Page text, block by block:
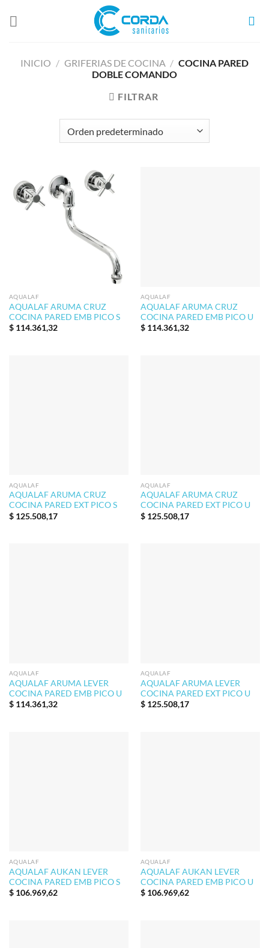
INICIO / GRIFERIAS DE COCINA / COCINA PARED
DOBLE COMANDO
FILTRAR
AQUALAF
AQUALAF ARUMA CRUZ
COCINA PARED EMB PICO S
$114.361,32
AQUALAF
AQUALAF ARUMA CRUZ
COCINA PARED EMB PICO U
$114.361,32
AQUALAF
AQUALAF ARUMA CRUZ
COCINA PARED EXT PICO S
$125.508,17
AQUALAF
AQUALAF ARUMA CRUZ
COCINA PARED EXT PICO U
$125.508,17
AQUALAF
AQUALAF ARUMA LEVER
COCINA PARED EMB PICO U
$114.361,32
AQUALAF
AQUALAF ARUMA LEVER
COCINA PARED EXT PICO U
$125.508,17
AQUALAF
AQUALAF AUKAN LEVER
COCINA PARED EMB PICO S
$106.969,62
AQUALAF
AQUALAF AUKAN LEVER
COCINA PARED EMB PICO U
$106.969,62